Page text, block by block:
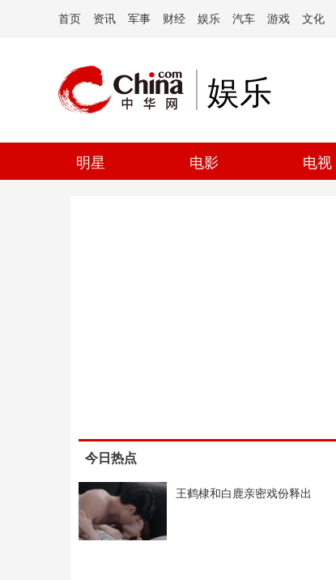
首页 资讯 军事 财经 娱乐 汽车 游戏 文化
娱乐
明星 电影 电视
今日热点
王鹤棣和白鹿亲密戏份释出